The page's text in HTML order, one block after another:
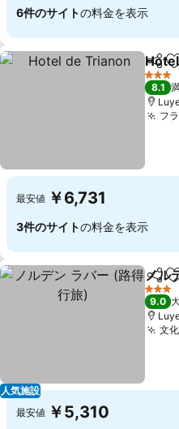
6件のサイトの料金を表示
シェア
3 ホテ
8.1
フ
最安値 ￥6,731
3件のサイトの料金を表示
人気施設
シェア
ノル
3 ホテ
9.0
文
最安値 ￥5,310